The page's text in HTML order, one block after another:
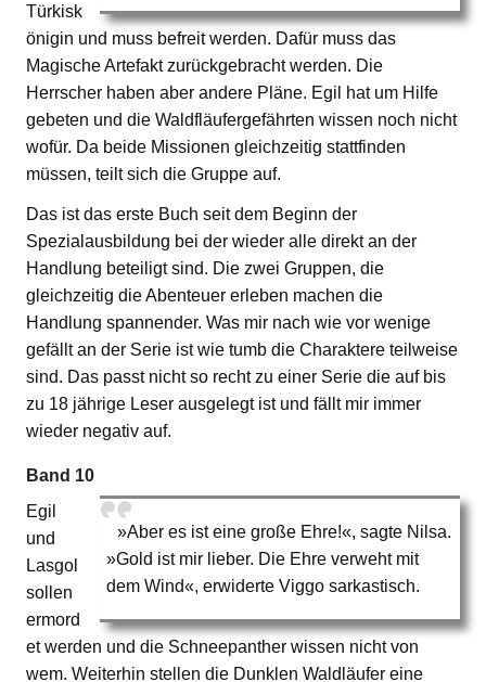
Türkisk
önigin und muss befreit werden. Dafür muss das
Magische Artefakt zurückgebracht werden. Die
Herrscher haben aber andere Pläne. Egil hat um Hilfe
gebeten und die Waldfläufergefährten wissen noch nicht
wofür. Da beide Missionen gleichzeitig stattfinden
müssen, teilt sich die Gruppe auf.
Das ist das erste Buch seit dem Beginn der
Spezialausbildung bei der wieder alle direkt an der
Handlung beteiligt sind. Die zwei Gruppen, die
gleichzeitig die Abenteuer erleben machen die
Handlung spannender. Was mir nach wie vor wenige
gefällt an der Serie ist wie tumb die Charaktere teilweise
sind. Das passt nicht so recht zu einer Serie die auf bis
zu 18 jährige Leser ausgelegt ist und fällt mir immer
wieder negativ auf.
Band 10
»Aber es ist eine große Ehre!«, sagte Nilsa.
»Gold ist mir lieber. Die Ehre verweht mit
dem Wind«, erwiderte Viggo sarkastisch.
Egil
und
Lasgol
sollen
ermord
et werden und die Schneepanther wissen nicht von
wem. Weiterhin stellen die Dunklen Waldläufer eine